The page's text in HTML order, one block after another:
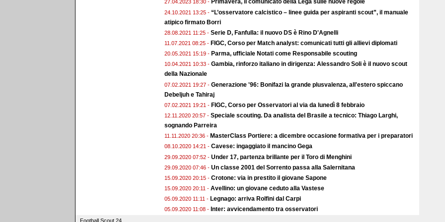
27.04.2023 18:30 - Primavera, il comunicato della Lega sulle nuove regole
24.10.2021 13:25 - “L’osservatore calcistico – linee guida per aspiranti scout”, il manuale
atipico firmato Borri
28.08.2021 11:25 - Serie D, Fanfulla: il nuovo DS è Rino D'Agnelli
11.07.2021 08:25 - FIGC, Corso per Match analyst: comunicati tutti gli allievi diplomati
20.05.2021 15:19 - Parma, ufficiale Notati come Responsabile scouting
10.04.2021 10:33 - Gambia, rinforzo italiano in dirigenza: Alessandro Soli è il nuovo scout
della Nazionale
07.02.2021 19:27 - Generazione '96: Bonifazi la grande plusvalenza, all'estero spiccano
Debeljuh e Tahiraj
07.02.2021 19:21 - FIGC, Corso per Osservatori al via da lunedì 8 febbraio
12.11.2020 20:57 - Speciale scouting. Da analista del Brasile a tecnico: Thiago Larghi,
sognando Parreira
11.11.2020 20:36 - MasterClass Portiere: a dicembre occasione formativa per i preparatori
08.10.2020 14:21 - Cavese: ingaggiato il mancino Gega
29.09.2020 07:52 - Under 17, partenza brillante per il Toro di Menghini
29.09.2020 07:46 - Un classe 2001 del Sorrento passa alla Salernitana
15.09.2020 20:15 - Crotone: via in prestito il giovane Sapone
15.09.2020 20:11 - Avellino: un giovane ceduto alla Vastese
05.09.2020 11:11 - Legnago: arriva Rolfini dal Carpi
05.09.2020 11:08 - Inter: avvicendamento tra osservatori
Football Scout 24